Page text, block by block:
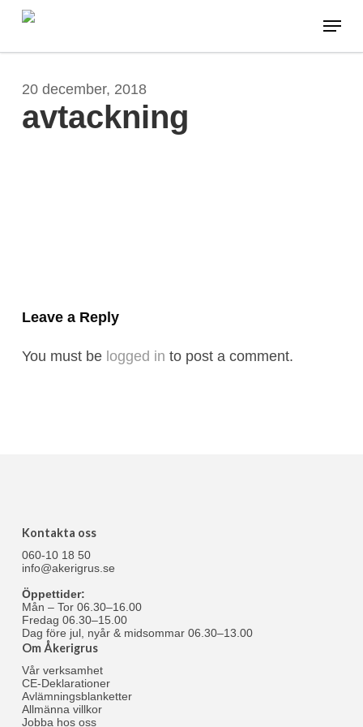
Skip
main
Menu
20 december, 2018
avtackning
Leave a Reply
You must be logged in to post a comment.
Kontakta oss
060-10 18 50
info@akerigrus.se
Öppettider:
Mån – Tor 06.30–16.00
Fredag 06.30–15.00
Dag före jul, nyår & midsommar 06.30–13.00
Om Åkerigrus
Vår verksamhet
CE-Deklarationer
Avlämningsblanketter
Allmänna villkor
Jobba hos oss